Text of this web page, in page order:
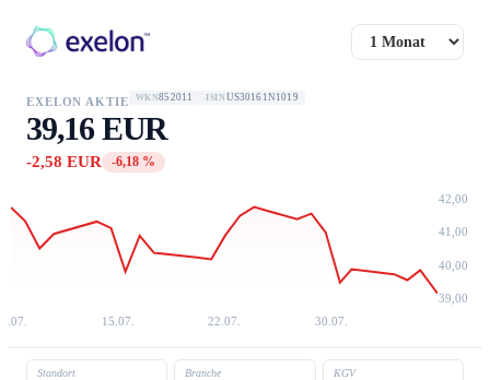
EXELON AKTIE WKN852011 ISIN US30161N1019
39,16 EUR
-2,58 EUR -6,18 %
42,00
41,00
40,00
39,00
15.07. 22.07. 30.07.
Standort Branche KGV